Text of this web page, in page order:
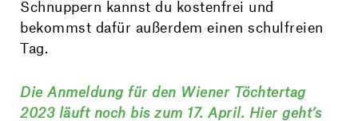
Schnuppern kannst du kostenfrei und
bekommst dafür außerdem einen schulfreien
Tag.
Die Anmeldung für den Wiener Töchtertag
2023 läuft noch bis zum 17. April. Hier geht’s